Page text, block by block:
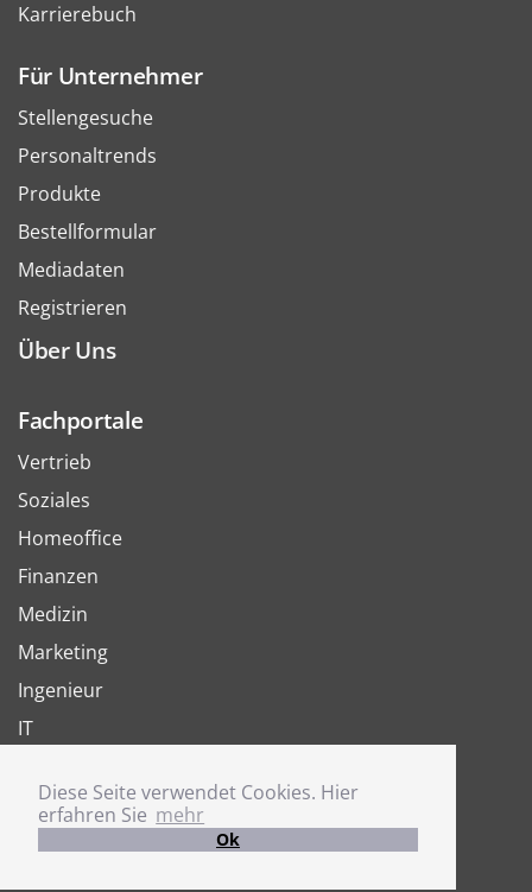
Diese Seite verwendet Cookies. Hier
erfahren Sie mehr
Ok
Karrierebuch
Für Unternehmer
Stellengesuche
Personaltrends
Produkte
Bestellformular
Mediadaten
Registrieren
Über Uns
Fachportale
Vertrieb
Soziales
Homeoffice
Finanzen
Medizin
Marketing
Ingenieur
IT
Joboter